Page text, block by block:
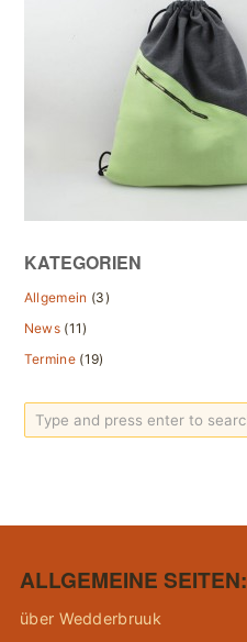
KATEGORIEN
Allgemein (3)
News (11)
Termine (19)
ALLGEMEINE SEITEN:
über Wedderbruuk